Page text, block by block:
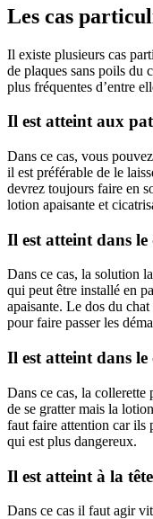
Les cas
Il existe plusieurs cas
de plaques sans poils du
plus fréquentes d’entre
Il est atteint aux
Dans ce cas, vous
il est préférable de le
devrez toujours faire en
lotion apaisante et
Il est atteint dans
Dans ce cas, la solution
qui peut être installé en
apaisante. Le dos du
pour faire passer les
Il est atteint dans le
Dans ce cas, la collerette
de se gratter mais la
faut faire attention car ils
qui est plus dangereux.
Il est atteint à la tête
Dans ce cas il faut agir